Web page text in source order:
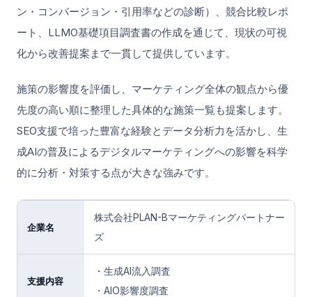
ン・コンバージョン・引用率などの診断）、競合比較レポ
ート、LLMO基礎項目調査書の作成を通じて、現状の可視
化から改善提案まで一貫して提供しています。
施策の影響度を評価し、マーケティング全体の観点から優
先度の高い順に整理した具体的な施策一覧も提案します。
SEO支援で培った豊富な経験とデータ分析力を活かし、生
成AIの普及によるデジタルマーケティングへの影響を科学
的に分析・対策する点が大きな強みです。
企業名
株式会社PLAN-Bマーケティングパートナー
ズ
支援内容
・生成AI流入調査
・AIO影響度調査